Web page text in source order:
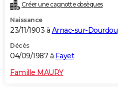
Créer une cagnotte obsèques
Naissance
23/11/1903 à Arnac-sur-Dourdou
Décès
04/09/1987 à Fayet
Famille MAURY